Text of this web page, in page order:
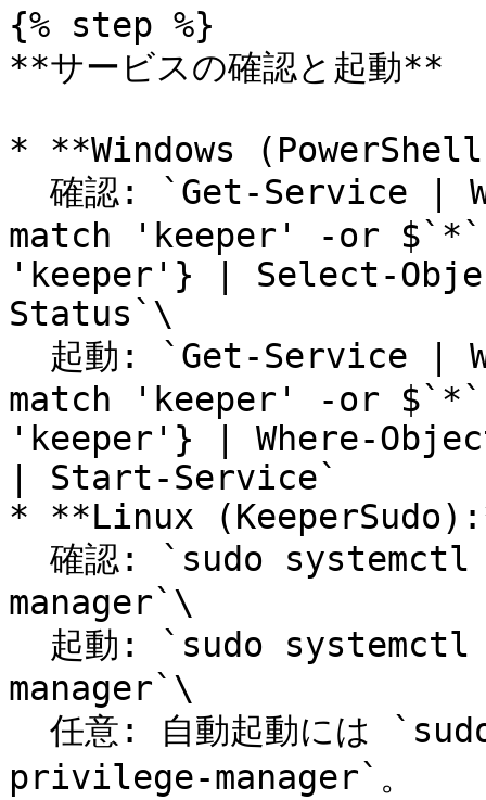
{% step %}
**サービスの確認と起動**
* **Windows
match 'keeper' -or
'keeper'} | Select-
Status`\
match 'keeper' -or
'keeper'} | Where-
| Start-Service`
* **Linux
manager`\
manager`\
privilege-manager`。